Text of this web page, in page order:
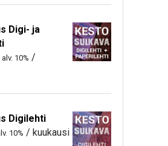
Digi- ja
10% /
Digilehti
10% / kuukausi